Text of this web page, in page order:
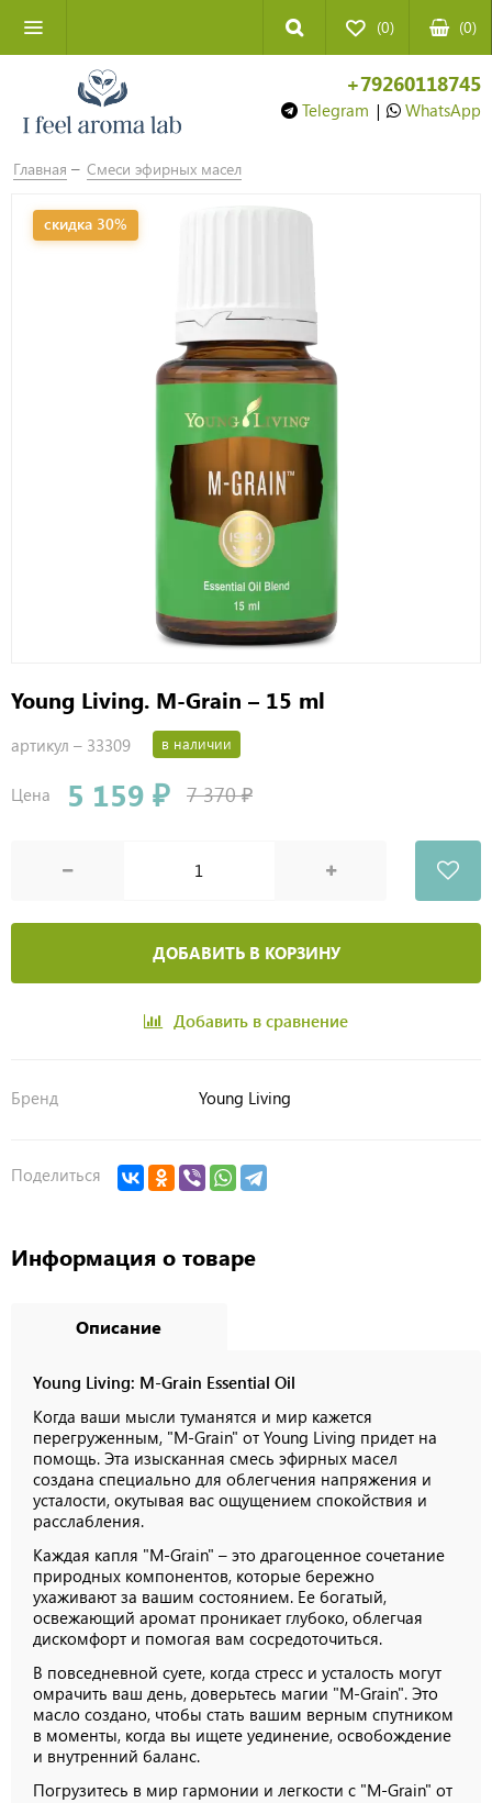
(0) (0)
+79260118745
Telegram | WhatsApp
Главная Смеси эфирных масел
скидка 30%
Young Living. M-Grain – 15 ml
артикул – 33309 в наличии
Цена 5 159 ₽ 7 370 ₽
ДОБАВИТЬ В КОРЗИНУ
Добавить в сравнение
Бренд Young Living
Поделиться
Информация о товаре
Описание
Young Living: M-Grain Essential Oil
Когда ваши мысли туманятся и мир кажется
перегруженным, "M-Grain" от Young Living придет на
помощь. Эта изысканная смесь эфирных масел
создана специально для облегчения напряжения и
усталости, окутывая вас ощущением спокойствия и
расслабления.
Каждая капля "M-Grain" – это драгоценное сочетание
природных компонентов, которые бережно
ухаживают за вашим состоянием. Ее богатый,
освежающий аромат проникает глубоко, облегчая
дискомфорт и помогая вам сосредоточиться.
В повседневной суете, когда стресс и усталость могут
омрачить ваш день, доверьтесь магии "M-Grain". Это
масло создано, чтобы стать вашим верным спутником
в моменты, когда вы ищете уединение, освобождение
и внутренний баланс.
Погрузитесь в мир гармонии и легкости с "M-Grain" от